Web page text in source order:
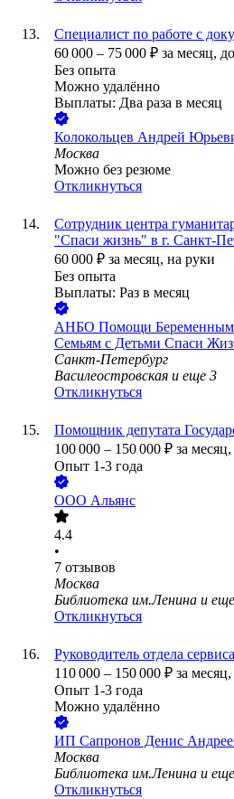
Специалист по работе с
60 000 – 75 000 ₽ за месяц,
Без опыта
Можно удалённо
Выплаты: Два раза в месяц
Колокольцев Андрей
Москва
Можно без резюме
Откликнуться
Сотрудник центра
"Спаси жизнь" в г. Санкт-
60 000 ₽ за месяц, на руки
Без опыта
Выплаты: Раз в месяц
АНБО Помощи
Семьям с Детьми Спаси
Санкт-Петербург
Василеостровская и еще 3
Откликнуться
Помощник депутата
100 000 – 150 000 ₽ за месяц,
Опыт 1-3 года
ООО Альянс
4.4
•
7 отзывов
Москва
Библиотека им.Ленина и еще
Откликнуться
Руководитель отдела сервиса
110 000 – 150 000 ₽ за месяц,
Опыт 1-3 года
Можно удалённо
ИП Сапронов Денис
Москва
Библиотека им.Ленина и еще
Откликнуться